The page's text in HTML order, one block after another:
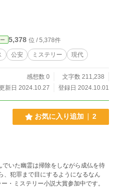
5,378 位 / 5,378件
公安 ミステリー 現代
感想数 0
文字数 211,238
新日 2024.10.27
登録日 2024.10.01
お気に入り追加 2
でいた幽霊は掃除をしながら成仏を待
、犯罪まで目にするようになるなん